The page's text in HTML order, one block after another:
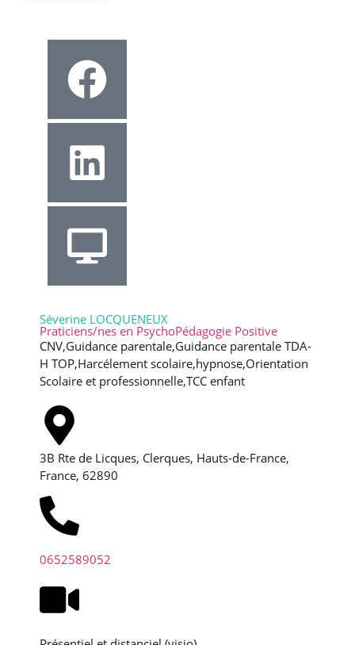
Séverine LOCQUENEUX
Praticiens/nes en PsychoPédagogie Positive
CNV,Guidance parentale,Guidance parentale TDA-
H TOP,Harcélement scolaire,hypnose,Orientation
Scolaire et professionnelle,TCC enfant
3B Rte de Licques, Clerques, Hauts-de-France,
France, 62890
0652589052